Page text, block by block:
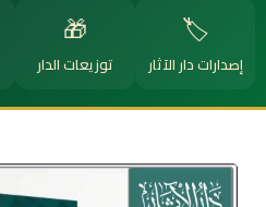
🏷️
إصدارات دار الآثار
🎁
توزيعات الدار